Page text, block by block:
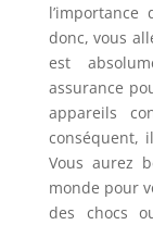
l’importance
donc, vous
est
assurance
appareils
conséquent,
Vous aurez
monde pour
des chocs